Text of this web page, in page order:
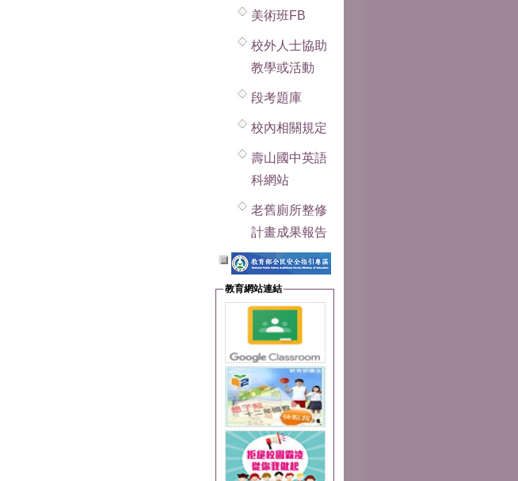
美術班FB
校外人士協助
教學或活動
段考題庫
校內相關規定
壽山國中英語
科網站
老舊廁所整修
計畫成果報告
教育網站連結